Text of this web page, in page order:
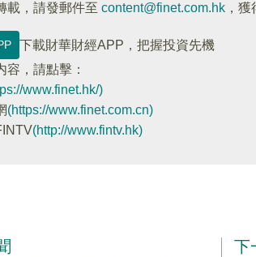
載，請發郵件至 content@finet.com.hk ，
下載財華財經APP，把握投資先機
容，請點擊：
www.finet.hk/)
(https://www.finet.com.cn)
(http://www.fintv.hk)
下